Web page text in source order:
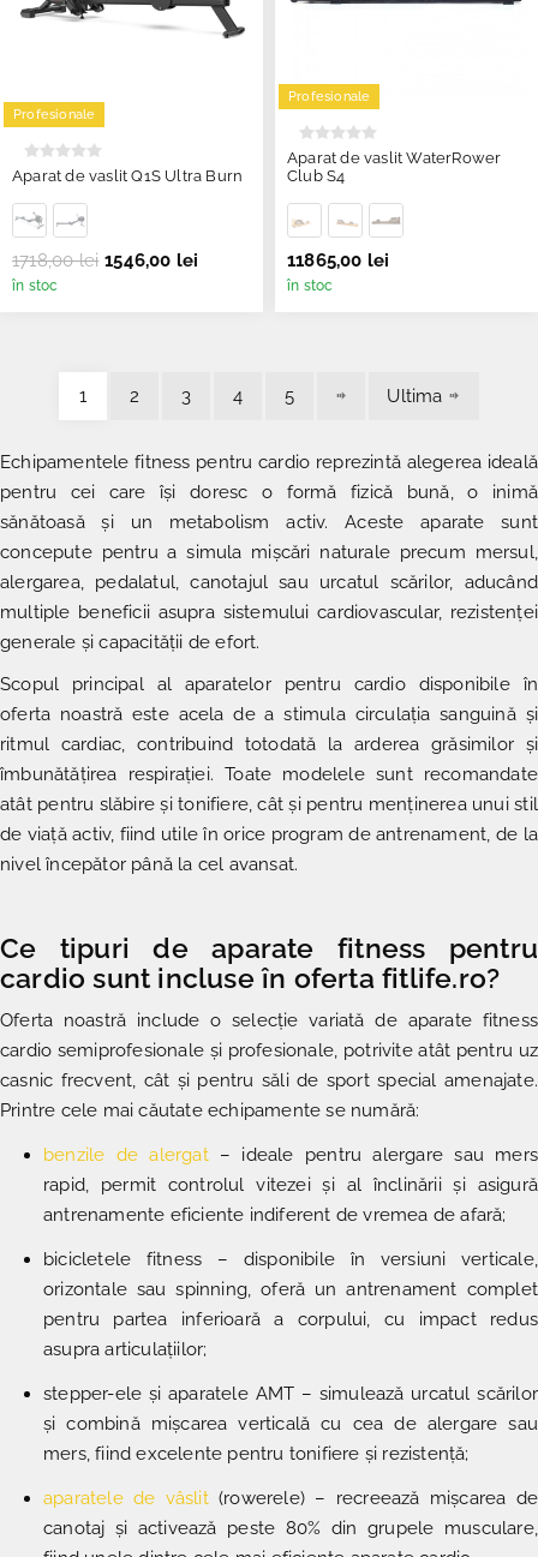
Profesionale
Aparat de vaslit Q1S Ultra Burn
1718,00 lei 1546,00 lei
în stoc
Profesionale
Aparat de vaslit WaterRower
Club S4
11865,00 lei
în stoc
1 2 3 4 5 Ultima
Echipamentele fitness pentru cardio reprezintă alegerea ideală
pentru cei care își doresc o formă fizică bună, o inimă
sănătoasă și un metabolism activ. Acesteaparate sunt
concepute pentru a simula mișcări naturale precum mersul,
alergarea, pedalatul, canotajul sau urcatul scărilor, aducând
multiple beneficii asupra sistemului cardiovascular, rezistenței
generale și capacității de efort.
Scopul principal al aparatelor pentru cardio disponibile în
oferta noastrăeste acela de a stimula circulația sanguină și
ritmul cardiac, contribuind totodată la arderea grăsimilor și
îmbunătățirea respirației. Toate modelele sunt recomandate
atât pentru slăbire și tonifiere, cât și pentru menținerea unui stil
de viață activ, fiind utile în orice program de antrenament, de la
nivel începător până la cel avansat.
Ce tipuri de aparate fitness pentru
cardio sunt incluse în oferta fitlife.ro?
Oferta noastră include o selecție variată de aparate fitness
cardio semiprofesionale și profesionale, potrivite atât pentru uz
casnic frecvent, cât și pentru săli de sport special amenajate.
Printre cele mai căutate echipamente se numără:
benzile de alergat– ideale pentru alergare sau mers
rapid, permit controlul vitezei și al înclinării și asigură
antrenamente eficiente indiferent de vremea de afară;
bicicletele fitness – disponibile în versiuni verticale,
orizontale sau spinning, oferă un antrenament complet
pentru partea inferioară a corpului, cu impact redus
asupra articulațiilor;
stepper-ele și aparatele AMT – simulează urcatul scărilor
și combină mișcarea verticală cu cea de alergare sau
mers, fiind excelente pentru tonifiere și rezistență;
aparatele de vâslit(rowerele) – recreează mișcarea de
canotaj și activează peste 80% din grupele musculare,